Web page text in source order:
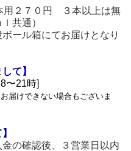
２７０円 ３本以上は無
共通）
ール箱にてお届けとなり
て】
〜21時]
届けできない場合もございま
の確認後、３営業日以内